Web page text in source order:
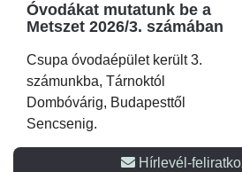
Óvodákat mutatunk be a
Metszet 2026/3. számában
Csupa óvodaépület került 3.
számunkba, Tárnoktól
Dombóvárig, Budapesttől
Sencsenig.
Hírlevél-